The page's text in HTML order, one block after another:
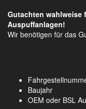
Gutachten wahlweise
Auspuffanlagen!
Wir benötigen für das
Baujahr
OEM oder BSL